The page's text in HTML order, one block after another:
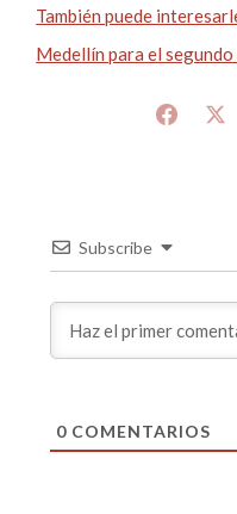
También puede
Medellín para el
Subscribe
0COMENTARIOS